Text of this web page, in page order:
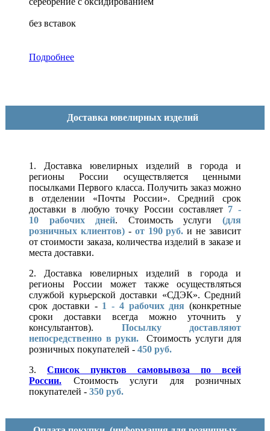
без вставок
Подробнее
Доставка ювелирных изделий
1. Доставка ювелирных изделий в города и
регионы России осуществляется ценными
посылками Первого класса. Получить заказ можно
в отделении «Почты России». Средний срок
доставки в любую точку России составляет 7 -
10 рабочих дней. Стоимость услуги(для
розничных клиентов)- от 190 руб. и не зависит
от стоимости заказа, количества изделий в заказе и
места доставки.
2. Доставка ювелирных изделий в города и
регионы России может также осуществляться
службой курьерской доставки «СДЭК». Средний
срок доставки - 1 - 4 рабочих дня (конкретные
сроки доставки всегда можно уточнить у
консультантов). Посылку доставляют
непосредственно в руки.
Стоимость услуги для
розничных покупателей - 450 руб.
3. Список пунктов самовывоза по всей
России.
Стоимость услуги для розничных
покупателей - 350 руб.